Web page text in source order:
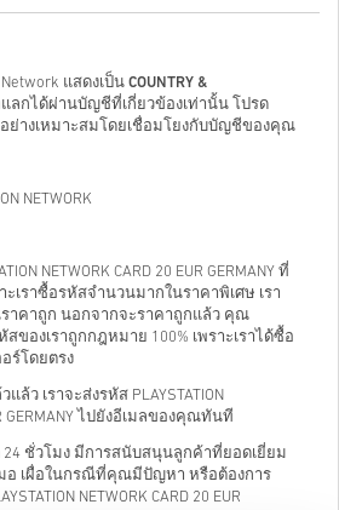
แสดงเป็น COUNTRY &
ลกได้ผ่านบัญชีที่เกี่ยวข้องเท่านั้น โปรด
ย่างเหมาะสมโดยเชื่อมโยงกับบัญชีของคุณ
NETWORK
NETWORK CARD 20 EUR GERMANY ที่
ะเราซื้อรหัสจำนวนมากในราคาพิเศษ เรา
าคาถูก นอกจากจะราคาถูกแล้ว คุณ
สของเราถูกกฎหมาย 100% เพราะเราได้ซื้อ
ร์โดยตรง
ล้ว เราจะส่งรหัส PLAYSTATION
GERMANY ไปยังอีเมลของคุณทันที
ชั่วโมง มีการสนับสนุนลูกค้าที่ยอดเยี่ยม
อ เผื่อในกรณีที่คุณมีปัญหา หรือต้องการ
NETWORK CARD 20 EUR